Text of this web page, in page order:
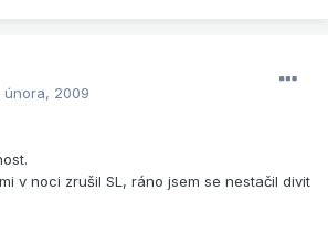
února, 2009
v noci zrušil SL, ráno jsem se nestačil divit